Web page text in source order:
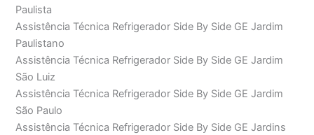
Paulista
Assistência Técnica Refrigerador Side By Side GE Jardim
Paulistano
Assistência Técnica Refrigerador Side By Side GE Jardim
São Luiz
Assistência Técnica Refrigerador Side By Side GE Jardim
São Paulo
Assistência Técnica Refrigerador Side By Side GE Jardins